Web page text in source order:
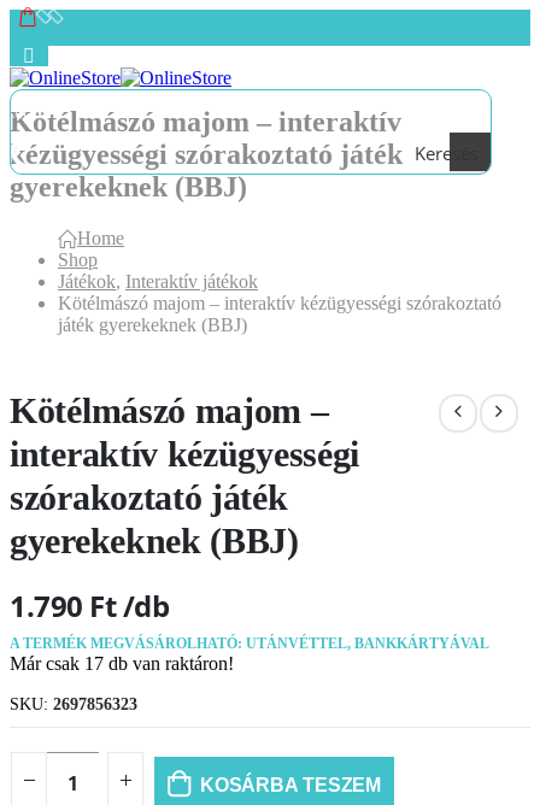
Keresés
Kötélmászó majom – interaktív
kézügyességi szórakoztató játék
gyerekeknek (BBJ)
Home
Shop
Játékok, Interaktív játékok
Kötélmászó majom – interaktív kézügyességi szórakoztató
játék gyerekeknek (BBJ)
Kötélmászó majom –
interaktív kézügyességi
szórakoztató játék
gyerekeknek (BBJ)
1.790 Ft
A TERMÉK MEGVÁSÁROLHATÓ: UTÁNVÉTTEL, BANKKÁRTYÁVAL
Már csak 17 db van raktáron!
SKU: 2697856323
KOSÁRBA TESZEM